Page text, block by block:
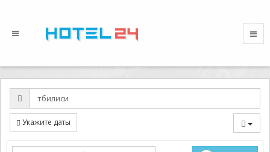
Укажите даты